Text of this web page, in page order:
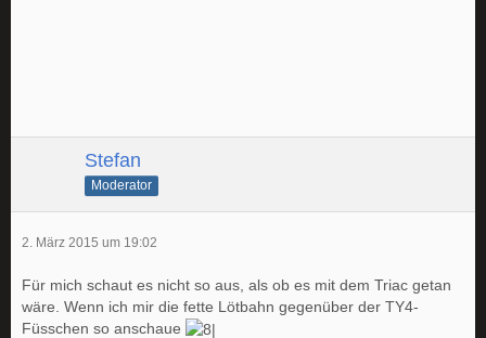
Stefan
Moderator
2. März 2015 um 19:02
Für mich schaut es nicht so aus, als ob es mit dem Triac getan
wäre. Wenn ich mir die fette Lötbahn gegenüber der TY4-
Füsschen so anschaue